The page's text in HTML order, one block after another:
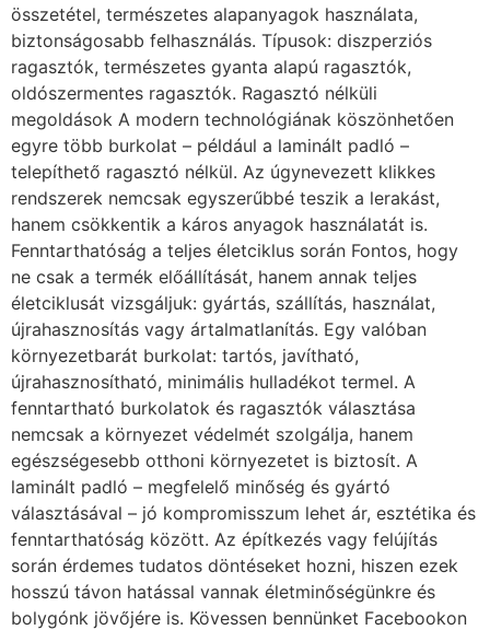
összetétel, természetes alapanyagok használata,
biztonságosabb felhasználás. Típusok: diszperziós
ragasztók, természetes gyanta alapú ragasztók,
oldószermentes ragasztók. Ragasztó nélküli
megoldások A modern technológiának köszönhetően
egyre több burkolat – például a laminált padló –
telepíthető ragasztó nélkül. Az úgynevezett klikkes
rendszerek nemcsak egyszerűbbé teszik a lerakást,
hanem csökkentik a káros anyagok használatát is.
Fenntarthatóság a teljes életciklus során Fontos, hogy
ne csak a termék előállítását, hanem annak teljes
életciklusát vizsgáljuk: gyártás, szállítás, használat,
újrahasznosítás vagy ártalmatlanítás. Egy valóban
környezetbarát burkolat: tartós, javítható,
újrahasznosítható, minimális hulladékot termel. A
fenntartható burkolatok és ragasztók választása
nemcsak a környezet védelmét szolgálja, hanem
egészségesebb otthoni környezetet is biztosít. A
laminált padló – megfelelő minőség és gyártó
választásával – jó kompromisszum lehet ár, esztétika és
fenntarthatóság között. Az építkezés vagy felújítás
során érdemes tudatos döntéseket hozni, hiszen ezek
hosszú távon hatással vannak életminőségünkre és
bolygónk jövőjére is. Kövessen bennünket Facebookon